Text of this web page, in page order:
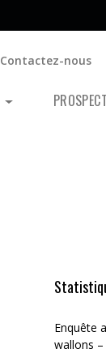
Contactez-nous
Enquête
wallons